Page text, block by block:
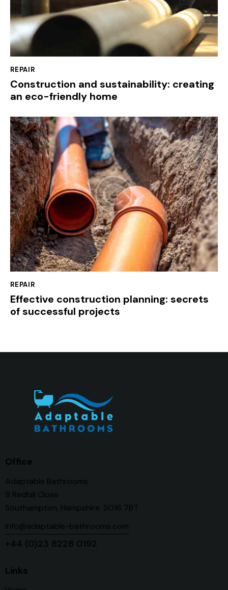
REPAIR
Construction and sustainability: creating
an eco-friendly home
REPAIR
Effective construction planning: secrets
of successful projects
Office
Adaptable Bathrooms
9 Redhill Close
Southampton, Hampshire. SO16 7BT
info@adaptable-bathrooms.com
+44 (0)23 8228 0192
Links